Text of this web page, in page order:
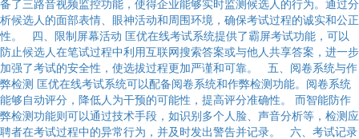
备了三路音视频监控功能，使得企业能够实时监测候选人的行为。通过分
析候选人的面部表情、眼神活动和周围环境，确保考试过程的诚实和公正
性。 四、限制屏幕活动 匡优在线考试系统提供了霸屏考试功能，可以
防止候选人在笔试过程中利用互联网搜索答案或与他人共享答案，进一步
加强了考试的安全性，使选拔过程更加严谨和可靠。 五、阅卷系统与作
弊检测 匡优在线考试系统可以配备阅卷系统和作弊检测功能。阅卷系统
能够自动评分，降低人为干预的可能性，提高评分准确性。 而智能防作
弊检测功能则可以通过技术手段，如识别多个人脸、声音分析等，检测应
聘者在考试过程中的异常行为，并及时发出警告并记录。 六、考试记录